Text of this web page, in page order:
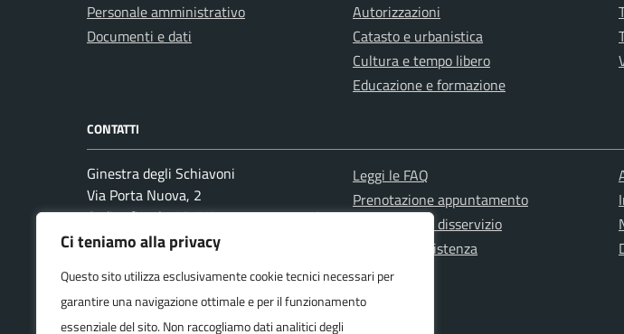
Ci teniamo alla privacy
Questo sito utilizza esclusivamente cookie tecnici necessari per
garantire una navigazione ottimale e per il funzionamento
essenziale del sito. Non raccogliamo dati analitici degli
Personale amministrativo
Documenti e dati
Autorizzazioni
Catasto e urbanistica
Cultura e tempo libero
Educazione e formazione
CONTATTI
Ginestra degli Schiavoni
Via Porta Nuova, 2
Codice fiscale / P. IVA:80004430627 /
00688690627
Numero verde: 0824 961002
PEC:
Leggi le FAQ
Prenotazione appuntamento
Segnalazione disservizio
Richiesta assistenza